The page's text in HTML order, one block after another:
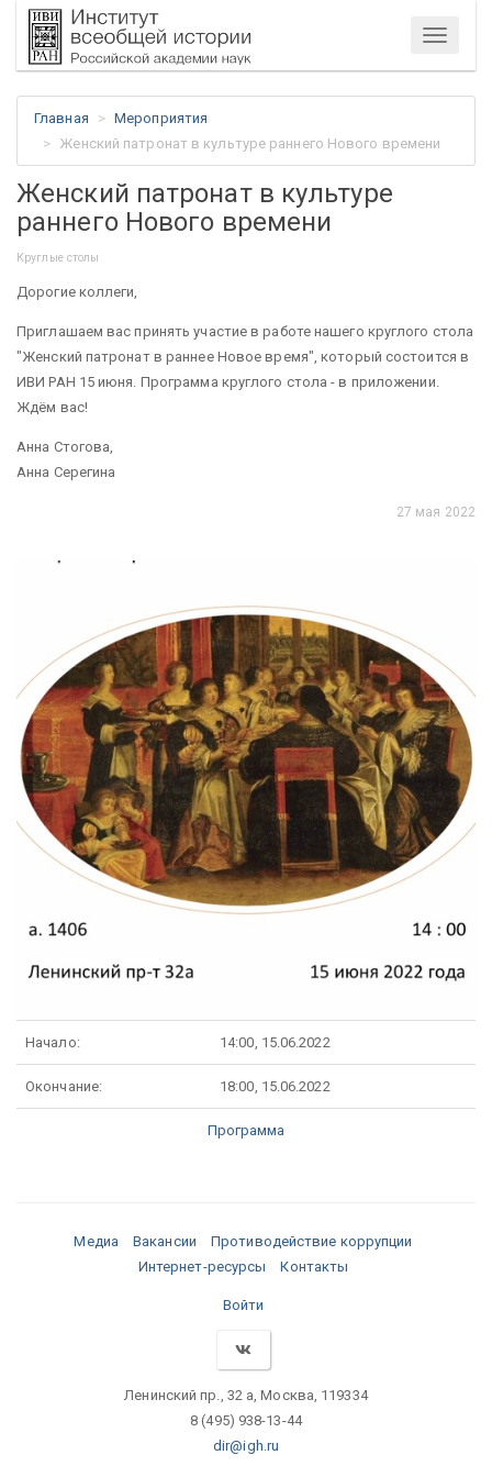
Меню
Главная
Мероприятия
Женский патронат в культуре раннего Нового времени
Женский патронат в культуре
раннего Нового времени
Круглые столы
Дорогие коллеги,
Приглашаем вас принять участие в работе нашего круглого стола
"Женский патронат в раннее Новое время", который состоится в
ИВИ РАН 15 июня. Программа круглого стола - в приложении.
Ждём вас!
Анна Стогова,
Анна Серегина
27 мая 2022
Начало: 14:00, 15.06.2022
Окончание: 18:00, 15.06.2022
Программа
Медиа Вакансии
Противодействие коррупции
Интернет-ресурсы
Контакты
Войти
Ленинский пр., 32 а, Москва, 119334
8 (495) 938-13-44
dir@igh.ru